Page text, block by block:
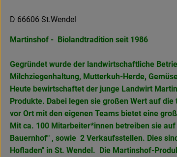
D 66606 St.Wendel
Martinshof - Biolandtradition seit 1986
Gegründet wurde der landwirtschaftliche
Milchziegenhaltung, Mutterkuh-Herde,
Heute bewirtschaftet der junge Landwirt
Produkte. Dabei legen sie großen Wert auf
vor Ort mit den eigenen Teams bietet eine
Mit ca. 100 Mitarbeiter*innen betreiben sie
Bauernhof" , sowie 2 Verkaufsstellen. Dies
Hofladen" in St. Wendel. Die Martinshof-